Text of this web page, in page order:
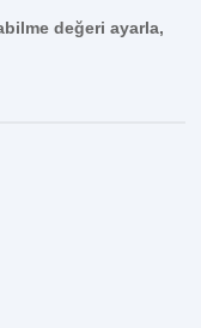
değeri ayarla,